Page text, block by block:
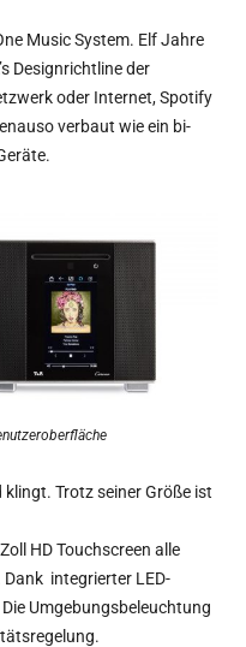
Music System. Elf Jahre
Designrichtline der
oder Internet, Spotify
verbaut wie ein bi-
Trotz seiner Größe ist
HD Touchscreen alle
integrierter LED-
Umgebungsbeleuchtung